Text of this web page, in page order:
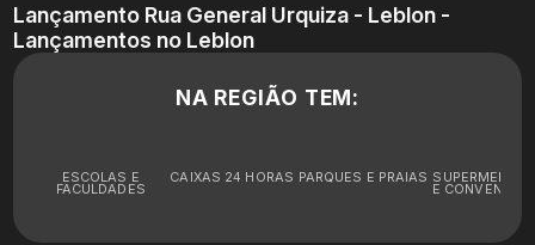
Lançamento Rua General Urquiza - Leblon -
Lançamentos no Leblon
NA REGIÃO TEM:
ESCOLAS E
FACULDADES
CAIXAS 24 HORAS PARQUES E PRAIAS
E